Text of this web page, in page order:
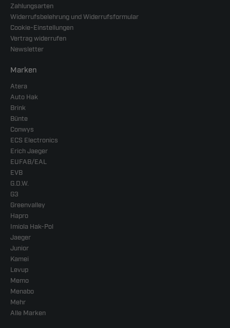
Zahlungsarten
Widerrufsbelehrung und Widerrufsformular
Cookie-Einstellungen
Vertrag widerrufen
Newsletter
Marken
Atera
Auto Hak
Brink
Bünte
Conwys
ECS Electronics
Erich Jaeger
EUFAB/EAL
EVB
G.D.W.
G3
Greenvalley
Hapro
Imiola Hak-Pol
Jaeger
Junior
Kamei
Levup
Memo
Menabo
Mehr
Alle Marken